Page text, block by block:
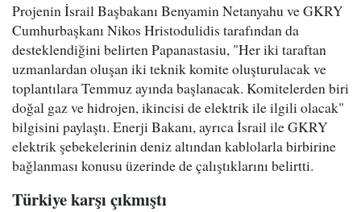
Projenin İsrail Başbakanı Benyamin Netanyahu ve GKRY
Cumhurbaşkanı Nikos Hristodulidis tarafından da
desteklendiğini belirten Papanastasiu, "Her iki taraftan
uzmanlardan oluşan iki teknik komite oluşturulacak ve
toplantılara Temmuz ayında başlanacak. Komitelerden biri
doğal gaz ve hidrojen, ikincisi de elektrik ile ilgili olacak"
bilgisini paylaştı. Enerji Bakanı, ayrıca İsrail ile GKRY
elektrik şebekelerinin deniz altından kablolarla birbirine
bağlanması konusu üzerinde de çalıştıklarını belirtti.
Türkiye karşı çıkmıştı